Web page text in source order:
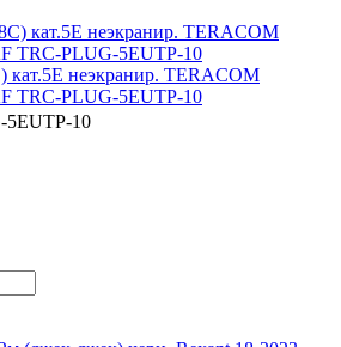
кат.5E неэкранир. TERACOM
TRC-PLUG-5EUTP-10
5EUTP-10